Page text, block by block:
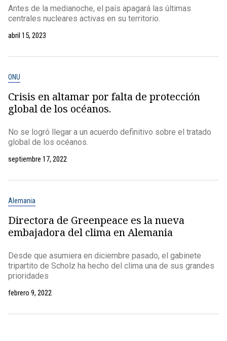
Antes de la medianoche, el país apagará las últimas
centrales nucleares activas en su territorio.
abril 15, 2023
ONU
Crisis en altamar por falta de protección
global de los océanos.
No se logró llegar a un acuerdo definitivo sobre el tratado
global de los océanos.
septiembre 17, 2022
Alemania
Directora de Greenpeace es la nueva
embajadora del clima en Alemania
Desde que asumiera en diciembre pasado, el gabinete
tripartito de Scholz ha hecho del clima una de sus grandes
prioridades
febrero 9, 2022